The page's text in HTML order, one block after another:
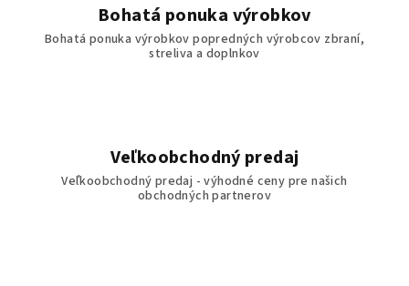
Bohatá ponuka výrobkov
Bohatá ponuka výrobkov popredných výrobcov zbraní,
streliva a doplnkov
Veľkoobchodný predaj
Veľkoobchodný predaj - výhodné ceny pre našich
obchodných partnerov